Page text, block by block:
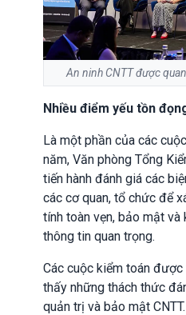
An ninh CNTT được
Nhiều điểm yếu tồn
Là một phần của các
năm, Văn phòng Tổng
tiến hành đánh giá các
các cơ quan, tổ chức để
tính toàn vẹn, bảo mật
thông tin quan trọng.
Các cuộc kiểm toán
thấy những thách thức
quản trị và bảo mật